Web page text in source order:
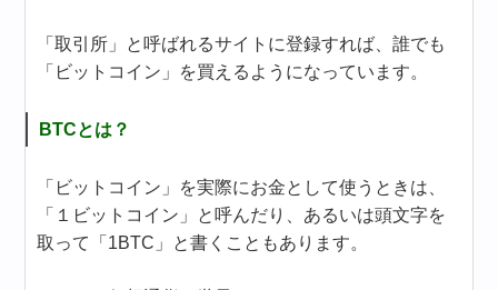
「取引所」と呼ばれるサイトに登録すれば、誰でも
「ビットコイン」を買えるようになっています。
BTCとは？
「ビットコイン」を実際にお金として使うときは、
「１ビットコイン」と呼んだり、あるいは頭文字を
取って「1BTC」と書くこともあります。